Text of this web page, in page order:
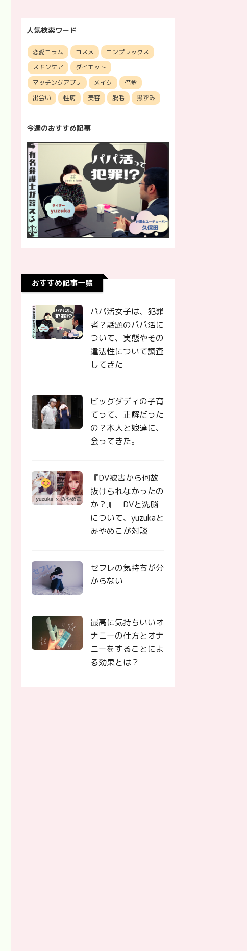
人気検索ワード
恋愛コラム コスメ
コンプレックス
スキンケア
ダイエット
マッチングアプリ
メイク
借金
出会い
性病 美容 脱毛 黒ずみ
今週のおすすめ記事
おすすめ記事一覧
パパ活女子は、犯罪
者？話題のパパ活に
ついて、実態やその
違法性について調査
してきた
ビッグダディの子育
てって、正解だった
の？本人と娘達に、
会ってきた。
『DV被害から何故
抜けられなかったの
か？』 DVと洗脳
について、yuzukaと
みやめこが対談
セフレの気持ちが分
からない
最高に気持ちいいオ
ナニーの仕方とオナ
ニーをすることによ
る効果とは？